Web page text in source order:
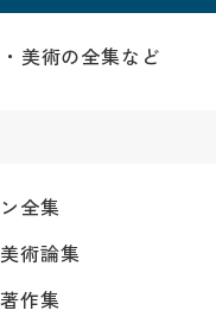
美術の全集など
全集
術論集
作集